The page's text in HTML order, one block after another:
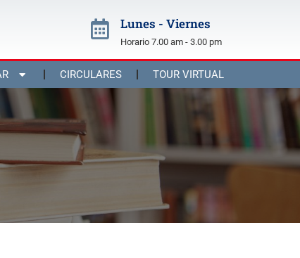
Lunes - Viernes
Horario 7.00 am - 3.00 pm
CIRCULARES TOUR VIRTUAL